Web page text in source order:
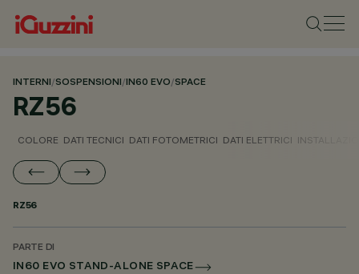
INTERNI/SOSPENSIONI/IN60 EVO/SPACE
RZ56
COLORE DATI TECNICI DATI FOTOMETRICI DATI ELETTRICI
RZ56
PARTE DI
IN60 EVO STAND-ALONE SPACE